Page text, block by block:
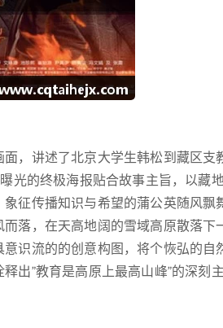
，讲述了北京大学生韩松到藏区支
光的终极海报贴合故事主旨，以藏
征传播知识与希望的蒲公英随风飘
落，在天高地阔的雪域高原散落下
识流的的创意构图，将个恢弘的自
出"教育是高原上最高山峰"的深刻主